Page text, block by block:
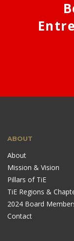
ABOUT
About
Mission & Vision
Pillars of TiE
TiE Regions &
2024 Board
Contact